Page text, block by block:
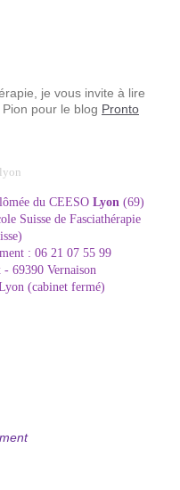
, je vous invite à lire
pour le blog Pronto
du CEESO Lyon(69)
Suisse de Fasciathérapie
: 06 21 07 55 99
- 69390 Vernaison
(cabinet fermé)